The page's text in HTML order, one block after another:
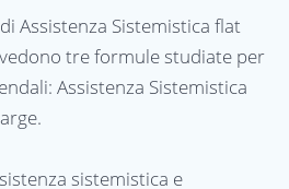
Assistenza Sistemistica flat
tre formule studiate per
Assistenza Sistemistica
sistemistica e